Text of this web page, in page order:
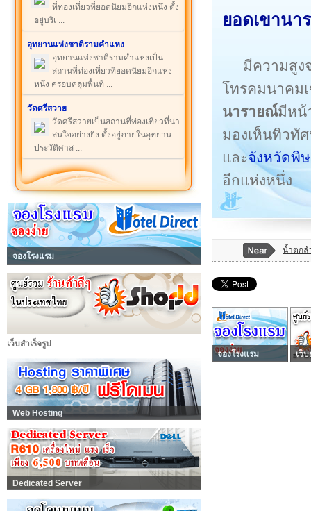
ที่ท่องเที่ยวที่ยอดนิยมอีกแห่งหนึ่ง ตั้ง
อยู่บริเ ...
อุทยานแห่งชาติรามคำแหง
อุทยานแห่งชาติรามคำแหงเป็น
สถานที่ท่องเที่ยวที่ยอดนิยมอีกแห่ง
หนึ่ง ครอบคลุมพื้นที ...
วัดศรีสวาย
วัดศรีสวายเป็นสถานที่ท่องเที่ยวที่น่า
สนใจอย่างยิ่ง ตั้งอยู่ภายในอุทยาน
ประวัติศาส ...
จองโรงแรม
เว็บสำเร็จรูป
Web Hosting
Dedicated Server
ยอดเขานา
มีความสูง
โทรคมนาคม
นารายณ์มีหน้
มองเห็นทิวทั
และจังหวัดพิ
อีกแห่งหนึ่ง
น้ำตกล
จองโรงแรม เว็บ